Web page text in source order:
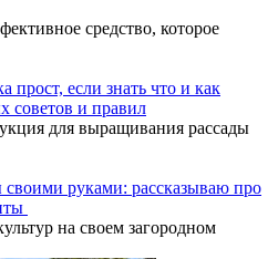
средство, которое
прост, если знать что и как
советов и правил
для выращивания рассады
руками: рассказываю про
на своем загородном